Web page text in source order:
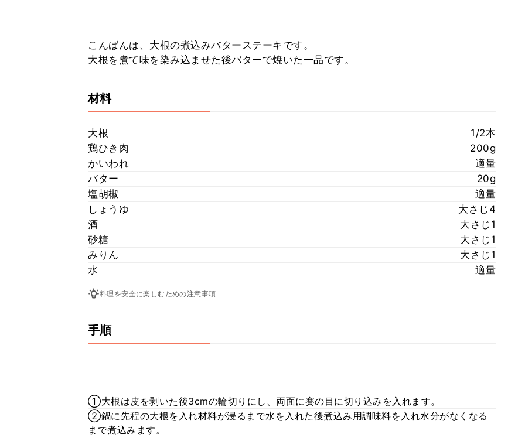
こんばんは、大根の煮込みバターステーキです。
大根を煮て味を染み込ませた後バターで焼いた一品です。
材料
大根
1/2本
鶏ひき肉
200g
かいわれ
適量
バター
20g
塩胡椒
適量
しょうゆ
大さじ4
酒
大さじ1
砂糖
大さじ1
みりん
大さじ1
水
適量
料理を安全に楽しむための注意事項
手順
①大根は皮を剥いた後3cmの輪切りにし、両面に賽の目に切り込みを入れます。
②鍋に先程の大根を入れ材料が浸るまで水を入れた後煮込み用調味料を入れ水分がなくなる
まで煮込みます。